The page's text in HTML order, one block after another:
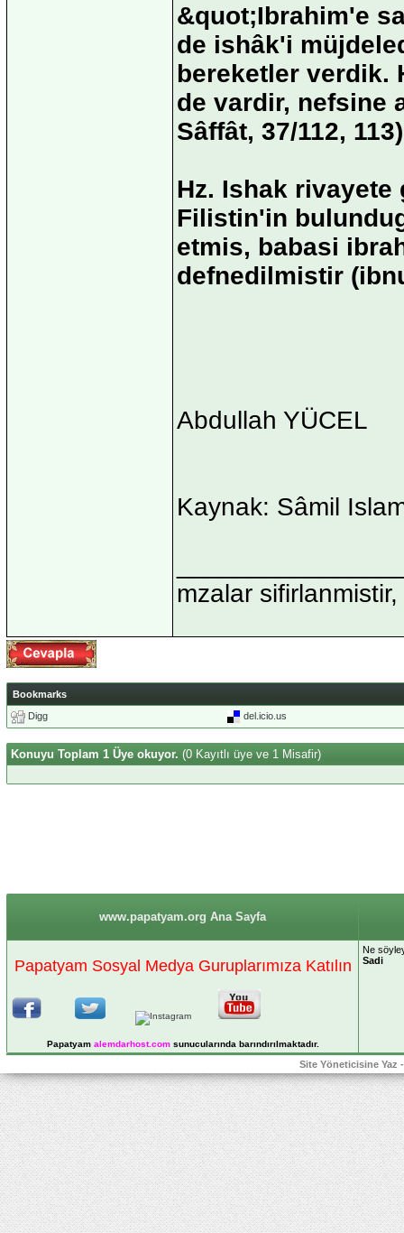
&quot;Ibrahim'e
de ishâk'i
bereketler verdik.
de vardir, nefsine
Sâffât, 37/112,
Hz. Ishak
Filistin'in
etmis, babasi
defnedilmistir
Abdullah YÜCEL
Kaynak: Sâmil
mzalar
Bookmarks
Digg
del.icio.us
Konuyu Toplam 1 Üye okuyor. (0 Kayıtlı üye ve 1 Misafir)
www.papatyam.org Ana Sayfa
Papatyam Sosyal Medya Guruplarımıza Katılın
Papatyam alemdarhost.comsunucularında barındırılmaktadır.
Ne
Sadi
Site Yöneticisine Yaz